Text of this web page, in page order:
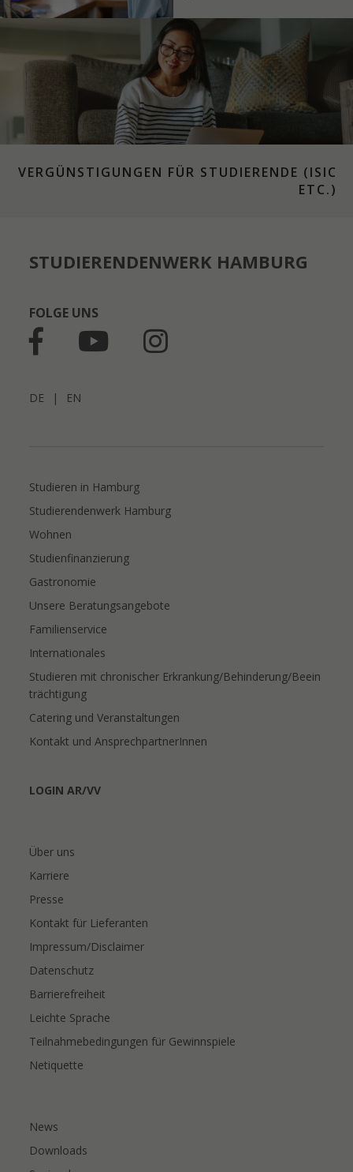
VERGÜNSTIGUNGEN FÜR STUDIERENDE (ISIC
ETC.)
STUDIERENDENWERK HAMBURG
FOLGE UNS
DE | EN
Studieren in Hamburg
Studierendenwerk Hamburg
Wohnen
Studienfinanzierung
Gastronomie
Unsere Beratungsangebote
Familienservice
Internationales
Studieren mit chronischer Erkrankung/Behinderung/Beein
trächtigung
Catering und Veranstaltungen
Kontakt und AnsprechpartnerInnen
LOGIN AR/VV
Über uns
Karriere
Presse
Kontakt für Lieferanten
Impressum/Disclaimer
Datenschutz
Barrierefreiheit
Leichte Sprache
Teilnahmebedingungen für Gewinnspiele
Netiquette
News
Downloads